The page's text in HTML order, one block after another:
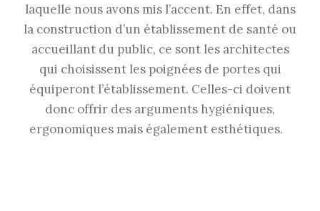
laquelle nous avons mis l’accent. En effet, dans
la construction d’un établissement de santé ou
accueillant du public, ce sont les architectes
qui choisissent les poignées de portes qui
équiperont l’établissement. Celles-ci doivent
donc offrir des arguments hygiéniques,
ergonomiques mais également esthétiques.